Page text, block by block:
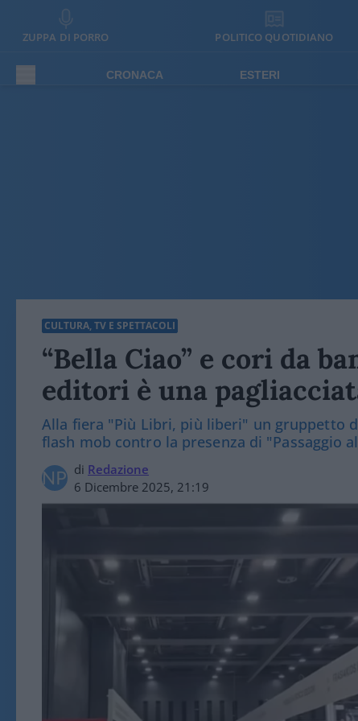
ZUPPA DI PORRO POLITICO QUOTIDIANO
CRONACA ESTERI
CULTURA, TV E SPETTACOLI
“Bella Ciao” e cori da
editori è una
Alla fiera "Più Libri, più liberi" un gruppetto
flash mob contro la presenza di "Passaggio
di Redazione
6 Dicembre 2025, 21:19